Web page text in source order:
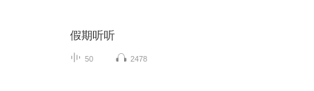
假期听听
50 2478